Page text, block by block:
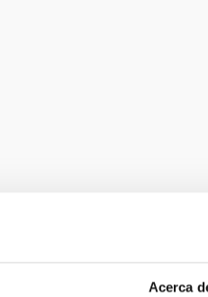
Acerca